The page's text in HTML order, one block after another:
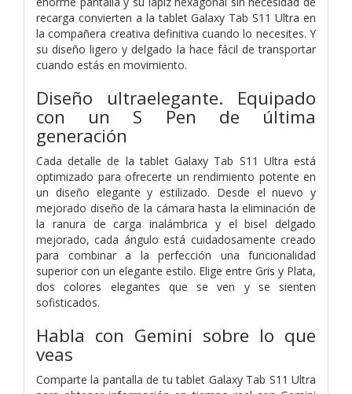
recarga convierten a la tablet Galaxy Tab S11 Ultra en
la compañera creativa definitiva cuando lo necesites. Y
su diseño ligero y delgado la hace fácil de transportar
cuando estás en movimiento.
Diseño ultraelegante. Equipado
con un S Pen de última
generación
Cada detalle de la tablet Galaxy Tab S11 Ultra está
optimizado para ofrecerte un rendimiento potente en
un diseño elegante y estilizado. Desde el nuevo y
mejorado diseño de la cámara hasta la eliminación de
la ranura de carga inalámbrica y el bisel delgado
mejorado, cada ángulo está cuidadosamente creado
para combinar a la perfección una funcionalidad
superior con un elegante estilo. Elige entre Gris y Plata,
dos colores elegantes que se ven y se sienten
sofisticados.
Habla con Gemini sobre lo que
veas
Comparte la pantalla de tu tablet Galaxy Tab S11 Ultra